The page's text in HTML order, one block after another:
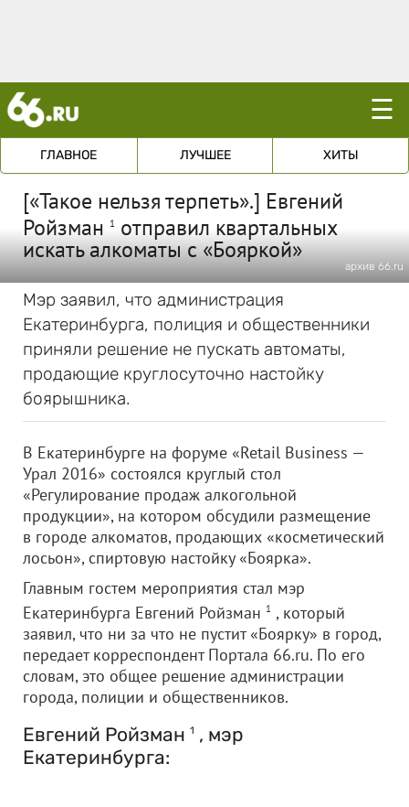
☰
ГЛАВНОЕ ЛУЧШЕЕ ХИТЫ
[«Такое нельзя терпеть».] Евгений
Ройзман 1 отправил квартальных
искать алкоматы с «Бояркой»
архив 66.ru
Мэр заявил, что администрация
Екатеринбурга, полиция и общественники
приняли решение не пускать автоматы,
продающие круглосуточно настойку
боярышника.
В Екатеринбурге на форуме «Retail Business —
Урал 2016» состоялся круглый стол
«Регулирование продаж алкогольной
продукции», на котором обсудили размещение
в городе алкоматов, продающих «косметический
лосьон», спиртовую настойку «Боярка».
Главным гостем мероприятия стал мэр
Екатеринбурга Евгений Ройзман 1 , который
заявил, что ни за что не пустит «Боярку» в город,
передает корреспондент Портала 66.ru. По его
словам, это общее решение администрации
города, полиции и общественников.
Евгений Ройзман 1 , мэр
Екатеринбурга: